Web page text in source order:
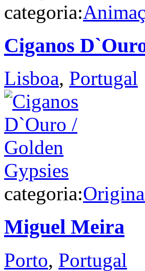
categoria:
Ciganos
Lisboa, Portugal
categoria:
Miguel Meira
Porto, Portugal